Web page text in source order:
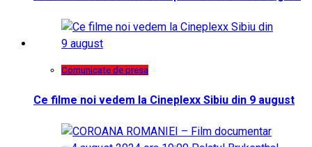
Comunicate de presa
Ce filme noi vedem la Cineplexx Sibiu din 9 august